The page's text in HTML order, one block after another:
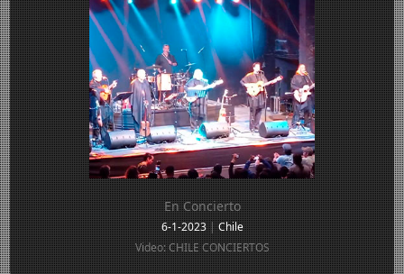
En Concierto
6-1-2023|Chile
Video: CHILE CONCIERTOS